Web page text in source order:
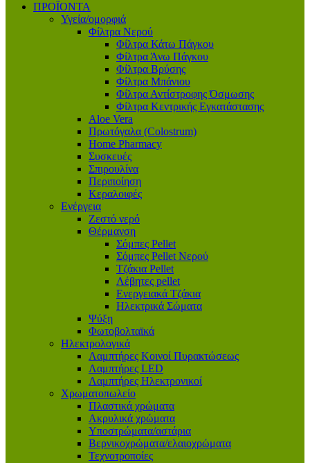
ΠΡΟΪΟΝΤΑ
Υγεία/ομορφιά
Φίλτρα Νερού
Φίλτρα Κάτω Πάγκου
Φίλτρα Άνω Πάγκου
Φίλτρα Βρύσης
Φίλτρα Μπάνιου
Φίλτρα Αντίστροφης Όσμωσης
Φίλτρα Κεντρικής Εγκατάστασης
Aloe Vera
Πρωτόγαλα (Colostrum)
Home Pharmacy
Συσκευές
Σπιρουλίνα
Περιποίηση
Κεραλοιφές
Ενέργεια
Ζεστό νερό
Θέρμανση
Σόμπες Pellet
Σόμπες Pellet Νερού
Τζάκια Pellet
Λέβητες pellet
Ενεργειακά Τζάκια
Ηλεκτρικά Σώματα
Ψύξη
Φωτοβολταϊκά
Ηλεκτρολογικά
Λαμπτήρες Κοινοί Πυρακτώσεως
Λαμπτήρες LED
Λαμπτήρες Ηλεκτρονικοί
Χρωματοπωλείο
Πλαστικά χρώματα
Ακρυλικά χρώματα
Υποστρώματα/αστάρια
Βερνικοχρώματα/ελαιοχρώματα
Τεχνοτροποίες